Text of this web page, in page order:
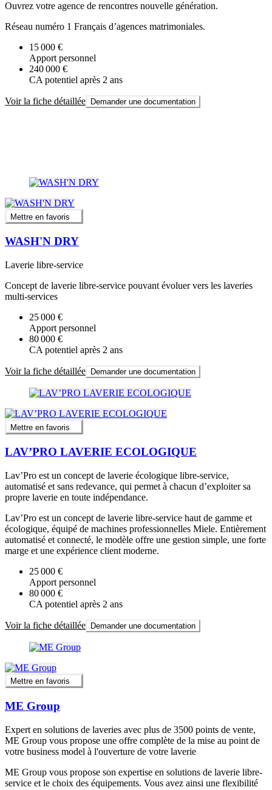
Ouvrez votre agence de rencontres nouvelle génération.
Réseau numéro 1 Français d’agences matrimoniales.
15 000 €
Apport personnel
240 000 €
CA potentiel après 2 ans
Voir la fiche détaillée Demander une documentation
Mettre en favoris
WASH'N DRY
Laverie libre-service
Concept de laverie libre-service pouvant évoluer vers les laveries
multi-services
25 000 €
Apport personnel
80 000 €
CA potentiel après 2 ans
Voir la fiche détaillée Demander une documentation
Mettre en favoris
LAV’PRO LAVERIE ECOLOGIQUE
Lav’Pro est un concept de laverie écologique libre-service,
automatisé et sans redevance, qui permet à chacun d’exploiter sa
propre laverie en toute indépendance.
Lav’Pro est un concept de laverie libre-service haut de gamme et
écologique, équipé de machines professionnelles Miele. Entièrement
automatisé et connecté, le modèle offre une gestion simple, une forte
marge et une expérience client moderne.
25 000 €
Apport personnel
80 000 €
CA potentiel après 2 ans
Voir la fiche détaillée Demander une documentation
Mettre en favoris
ME Group
Expert en solutions de laveries avec plus de 3500 points de vente,
ME Group vous propose une offre complète de la mise au point de
votre business model à l'ouverture de votre laverie
ME Group vous propose son expertise en solutions de laverie libre-
service et le choix des équipements. Vous avez ainsi une flexibilité